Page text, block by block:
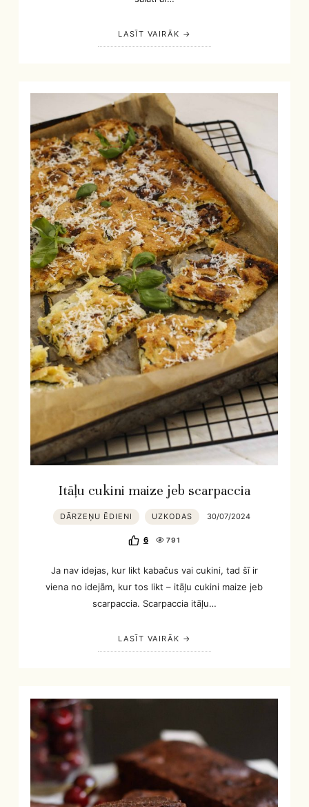
LASĪT VAIRĀK
Itāļu cukini maize jeb scarpaccia
DĀRZEŅU ĒDIENI UZKODAS 30/07/2024
6 791
Ja nav idejas, kur likt kabačus vai cukini, tad šī ir
viena no idejām, kur tos likt – itāļu cukini maize jeb
scarpaccia. Scarpaccia itāļu…
LASĪT VAIRĀK